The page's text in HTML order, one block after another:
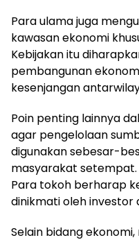
Para ulama juga
kawasan ekonomi
Kebijakan itu
pembangunan
kesenjangan
Poin penting lainnya
agar pengelolaan
digunakan sebesar-
masyarakat setempat.
Para tokoh berharap
dinikmati oleh investor
Selain bidang